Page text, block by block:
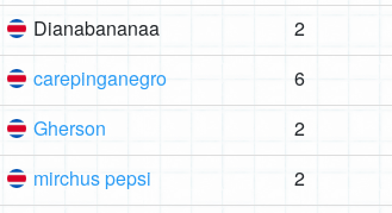
Dianabananaa 2
carepinganegro 6
Gherson 2
mirchus pepsi 2